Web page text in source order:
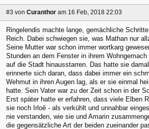
#3 von Curanthor am 16 Feb, 2018 22:03
Ringelendis machte lange, gemächliche
Reich. Dabei schwiegen sie, was Mathan nur
Seine Mutter war schon immer wortkarg
Stunden an dem Fenster in ihrem
auf die Stadt hinausstarren. Das hatte sie
erinnerte sich daran, dass dabei immer ein
Wehmut in ihren Augen lag, als er sie einmal
hatte. Sein Vater war zu der Zeit schon in der
Erst später hatte er erfahren, dass viele Elben
sie noch Irloê - als verkühlt und unnahbar
nie verstanden, wie sie und Amarin
die gegensätzliche Art der beiden zueinander